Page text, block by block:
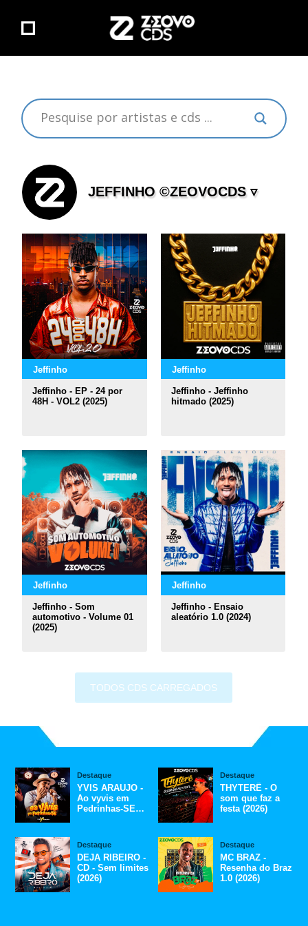
JEFFINHO ©ZEOVOCDS ▿
Jeffinho
Jeffinho - EP - 24 por
48H - VOL2 (2025)
Jeffinho
Jeffinho - Jeffinho
hitmado (2025)
Jeffinho
Jeffinho - Som
automotivo - Volume 01
(2025)
Jeffinho
Jeffinho - Ensaio
aleatório 1.0 (2024)
TODOS CDS CARREGADOS
Destaque
YVIS ARAUJO -
Ao vyvis em
Pedrinhas-SE
Destaque
THYTERÊ - O
som que faz a
festa (2026)
Destaque
DEJA RIBEIRO -
CD - Sem limites
(2026)
Destaque
MC BRAZ -
Resenha do Braz
1.0 (2026)